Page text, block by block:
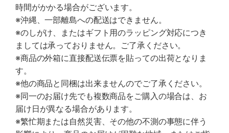
時間がかかる場合がございます。
※沖縄、一部離島への配送はできません。
※のしがけ、またはギフト用のラッピング対応につき
ましては承っておりません。ご了承ください。
※商品の外箱に直接配送伝票を貼っての出荷となりま
す。
※他の商品と同梱は出来ませんのでご了承ください。
※同一のお届け先でも複数商品をご購入の場合は、お
届け日が異なる場合があります。
※繁忙期または自然災害、その他の不測の事態に伴う